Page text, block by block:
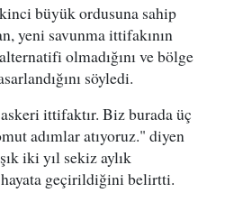
büyük ordusuna sahip
yeni savunma ittifakının
olmadığını ve bölge
söyledi.
ittifaktır. Biz burada üç
adımlar atıyoruz." diyen
iki yıl sekiz aylık
geçirildiğini belirtti.